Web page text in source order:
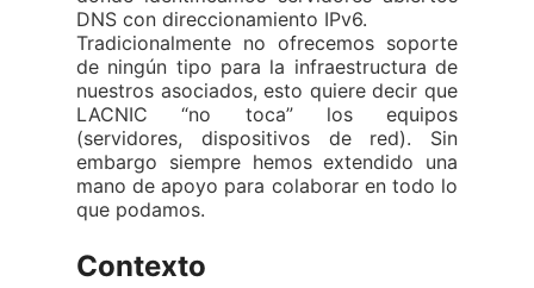
DNS con direccionamiento IPv6.
Tradicionalmente no ofrecemos soporte
de ningún tipo para la infraestructura de
nuestros asociados, esto quiere decir que
LACNIC “no toca” los equipos
(servidores, dispositivos de red). Sin
embargo siempre hemos extendido una
mano de apoyo para colaborar en todo lo
que podamos.
Contexto